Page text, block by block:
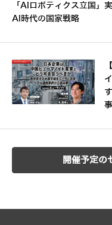
「AIロボティクス立国」
AI時代の国家戦略
開催予定の